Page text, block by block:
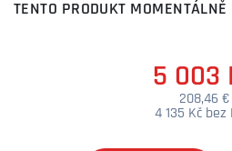
TENTO PRODUKT
5 003
208,46 €
4 135 Kč bez